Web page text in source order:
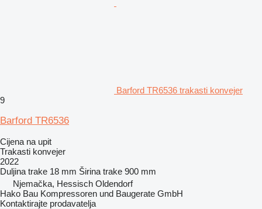
Barford TR6536 trakasti konvejer
9
Barford TR6536
Cijena na upit
Trakasti konvejer
2022
Duljina trake 18 mm Širina trake 900 mm
Njemačka, Hessisch Oldendorf
Hako Bau Kompressoren und Baugerate GmbH
Kontaktirajte prodavatelja